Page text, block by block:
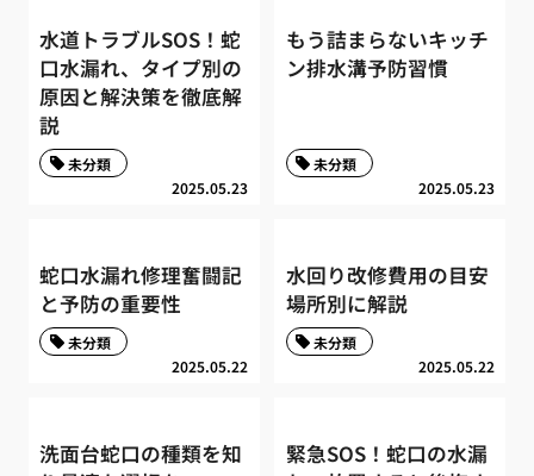
水道トラブルSOS！蛇
口水漏れ、タイプ別の
原因と解決策を徹底解
説
2025.05.23
未分類
もう詰まらないキッチ
ン排水溝予防習慣
2025.05.23
未分類
蛇口水漏れ修理奮闘記
と予防の重要性
2025.05.22
未分類
水回り改修費用の目安
場所別に解説
2025.05.22
未分類
洗面台蛇口の種類を知
緊急SOS！蛇口の水漏